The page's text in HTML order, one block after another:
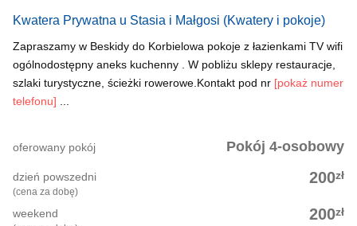
Kwatera Prywatna u Stasia i Małgosi (Kwatery i pokoje)
Zapraszamy w Beskidy do Korbielowa pokoje z łazienkami TV wifi
ogólnodostępny aneks kuchenny . W pobliżu sklepy restauracje,
szlaki turystyczne, ścieżki rowerowe.Kontakt pod nr [pokaż numer
telefonu] ...
Pokój 4-osobowy
oferowany pokój
200zł
dzień powszedni
(cena za dobę)
200zł
weekend